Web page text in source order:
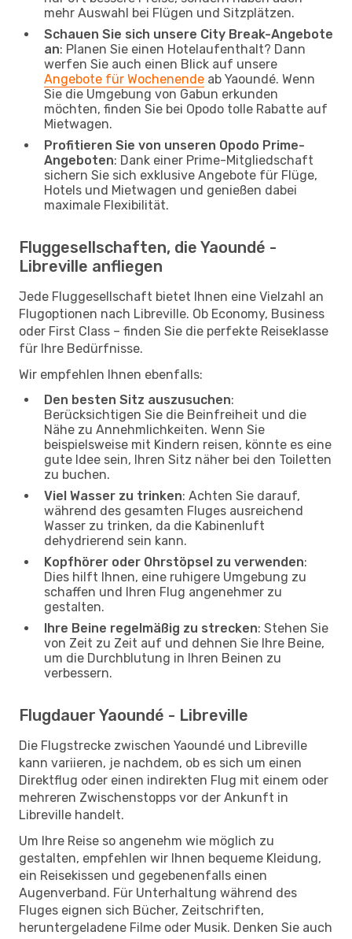
mehr Auswahl bei Flügen und Sitzplätzen.
Schauen Sie sich unsere City Break-Angebote
an: Planen Sie einen Hotelaufenthalt? Dann
werfen Sie auch einen Blick auf unsere
Angebote für Wochenende ab Yaoundé. Wenn
Sie die Umgebung von Gabun erkunden
möchten, finden Sie bei Opodo tolle Rabatte auf
Mietwagen.
Profitieren Sie von unseren Opodo Prime-
Angeboten: Dank einer Prime-Mitgliedschaft
sichern Sie sich exklusive Angebote für Flüge,
Hotels und Mietwagen und genießen dabei
maximale Flexibilität.
Fluggesellschaften, die Yaoundé -
Libreville anfliegen
Jede Fluggesellschaft bietet Ihnen eine Vielzahl an
Flugoptionen nach Libreville. Ob Economy, Business
oder First Class – finden Sie die perfekte Reiseklasse
für Ihre Bedürfnisse.
Wir empfehlen Ihnen ebenfalls:
Den besten Sitz auszusuchen:
Berücksichtigen Sie die Beinfreiheit und die
Nähe zu Annehmlichkeiten. Wenn Sie
beispielsweise mit Kindern reisen, könnte es eine
gute Idee sein, Ihren Sitz näher bei den Toiletten
zu buchen.
Viel Wasser zu trinken: Achten Sie darauf,
während des gesamten Fluges ausreichend
Wasser zu trinken, da die Kabinenluft
dehydrierend sein kann.
Kopfhörer oder Ohrstöpsel zu verwenden:
Dies hilft Ihnen, eine ruhigere Umgebung zu
schaffen und Ihren Flug angenehmer zu
gestalten.
Ihre Beine regelmäßig zu strecken: Stehen Sie
von Zeit zu Zeit auf und dehnen Sie Ihre Beine,
um die Durchblutung in Ihren Beinen zu
verbessern.
Flugdauer Yaoundé - Libreville
Die Flugstrecke zwischen Yaoundé und Libreville
kann variieren, je nachdem, ob es sich um einen
Direktflug oder einen indirekten Flug mit einem oder
mehreren Zwischenstopps vor der Ankunft in
Libreville handelt.
Um Ihre Reise so angenehm wie möglich zu
gestalten, empfehlen wir Ihnen bequeme Kleidung,
ein Reisekissen und gegebenenfalls einen
Augenverband. Für Unterhaltung während des
Fluges eignen sich Bücher, Zeitschriften,
heruntergeladene Filme oder Musik. Denken Sie auch